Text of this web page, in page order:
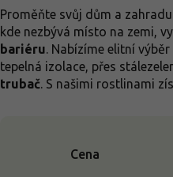
Proměňte svůj dům a
kde nezbývá místo na zemi,
bariéru. Nabízíme elitní
tepelná izolace, přes
trubač. S našimi rostlinami
Cena